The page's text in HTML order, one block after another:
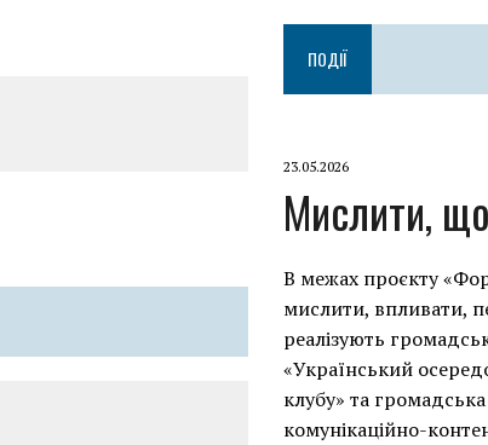
ПОДІЇ
23.05.2026
Мислити,
В межах проєкту
мислити, впливати,
реалізують
«Український
клубу» та
комунікаційно-